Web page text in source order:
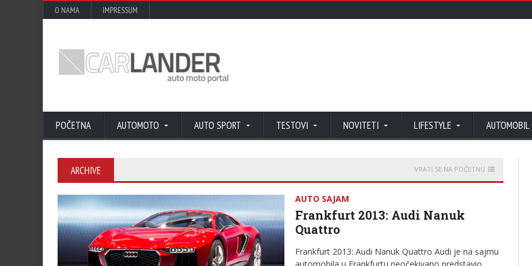
O NAMA IMPRESSUM
POČETNA AUTOMOTO AUTO SPORT TESTOVI NOVITETI LIFESTYLE AUTOMOBIL
ARCHIVE VRATI SE NA POČETNU
AUTO SAJAM
Frankfurt 2013: Audi Nanuk
Quattro
Frankfurt 2013: Audi Nanuk Quattro Audi je na sajmu